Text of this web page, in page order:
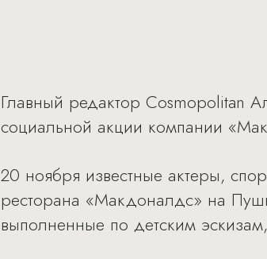
Главный редактор Cosmopolitan
социальной акции компании
20 ноября известные актеры,
ресторана «Макдоналдс» на
выполненные по детским